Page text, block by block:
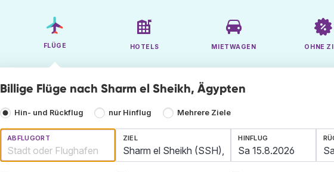
FLÜGE HOTELS MIETWAGEN OHNE
Billige Flüge nach Sharm el Sheikh, Ägypten
Hin- und Rückflug nur Hinflug Mehrere Ziele
ABFLUGORT ZIEL HINFLUG